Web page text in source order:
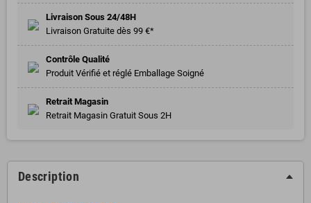
Livraison Sous 24/48H
Livraison Gratuite dès 99 €*
Contrôle Qualité
Produit Vérifié et réglé Emballage Soigné
Retrait Magasin
Retrait Magasin Gratuit Sous 2H
Description